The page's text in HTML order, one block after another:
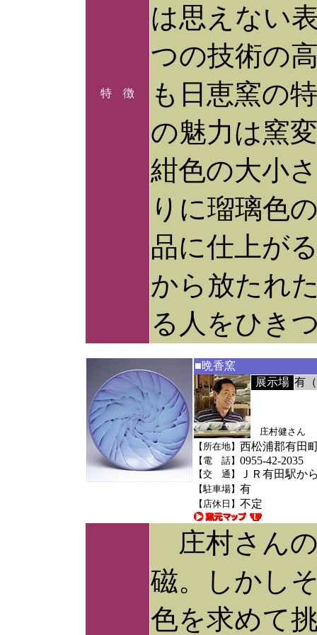
特 徴
は思えない
つの技術の
も日恵窯の
の魅力は窯
紺色の大小
りに瑠璃色
品に仕上が
から放たれ
る人をひき
■晩香窯
展示場 有
庄村健さん
【所在地】 西松浦郡有田
【電 話】 0955-42-2035
【交 通】 ＪＲ有田駅か
【駐車場】 有
【店休日】 不定
庄村さん
磁。しかし
色を求めて